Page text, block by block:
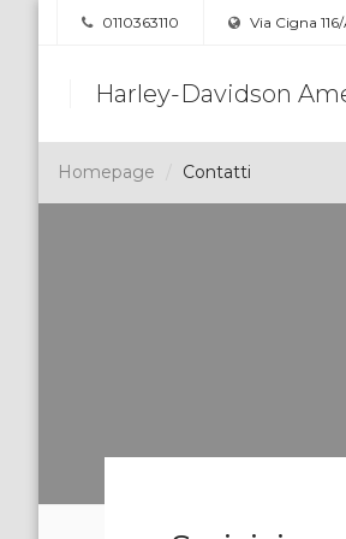
0110363110 Via Cigna
Harley-Davidson
Homepage Contatti